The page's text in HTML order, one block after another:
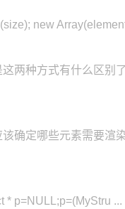
new
两种方式有什么区别
确定哪些元素需要渲
* p=NULL;p=(MyStru ...